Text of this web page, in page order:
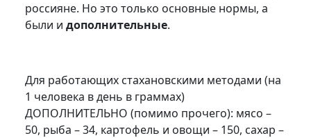
россияне. Но это только основные нормы, а
были и дополнительные.
Для работающих стахановскими методами (на
1 человека в день в граммах)
ДОПОЛНИТЕЛЬНО (помимо прочего): мясо –
50, рыба – 34, картофель и овощи – 150, сахар –